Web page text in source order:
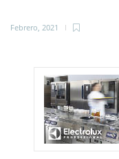
Febrero, 2021